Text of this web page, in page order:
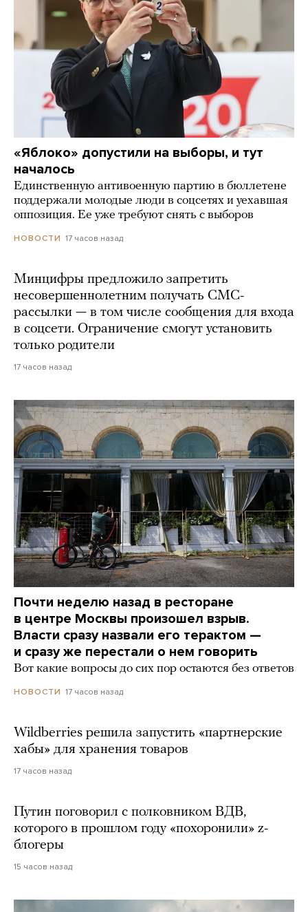
«Яблоко» допустили на выборы, и тут
началось
Единственную антивоенную партию в бюллетене
поддержали молодые люди в соцсетях и уехавшая
оппозиция. Ее уже требуют снять с выборов
НОВОСТИ 17 часов назад
Минцифры предложило запретить
несовершеннолетним получать СМС-
рассылки — в том числе сообщения для входа
в соцсети. Ограничение смогут установить
только родители
17 часов назад
Почти неделю назад в ресторане
в центре Москвы произошел взрыв.
Власти сразу назвали его терактом —
и сразу же перестали о нем говорить
Вот какие вопросы до сих пор остаются без ответов
НОВОСТИ 17 часов назад
Wildberries решила запустить «партнерские
хабы» для хранения товаров
17 часов назад
Путин поговорил с полковником ВДВ,
которого в прошлом году «похоронили» z-
блогеры
15 часов назад